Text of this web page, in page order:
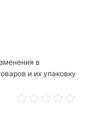
в
и их упаковку